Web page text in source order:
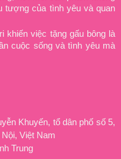
tượng của tình yêu và quan
khiến việc tặng gấu bông là
cuộc sống và tình yêu mà
Khuyến, tổ dân phố số 5,
Việt Nam
Trung